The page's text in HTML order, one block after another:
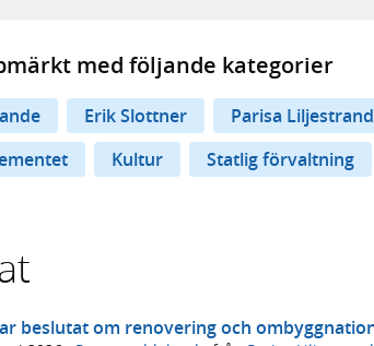
med följande kategorier
Erik Slottner Parisa Liljestrand
Kultur Statlig förvaltning
beslutat om renovering och